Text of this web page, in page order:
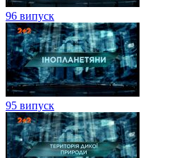
96 випуск
95 випуск